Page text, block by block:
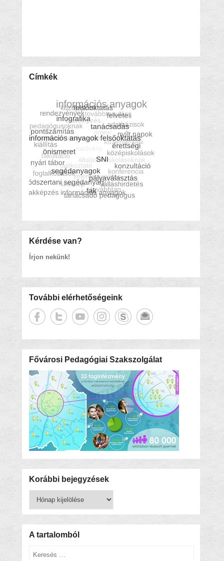
Címkék
Kérdése van?
Írjon nekünk!
További elérhetőségeink
Fővárosi Pedagógiai Szakszolgálat
Korábbi bejegyzések
bejegyzések
A tartalomból
Keresés